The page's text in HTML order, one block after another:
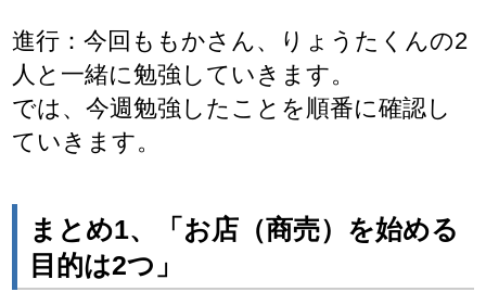
進行：今回ももかさん、りょうたくんの2
人と一緒に勉強していきます。
では、今週勉強したことを順番に確認し
ていきます。
まとめ1、「お店（商売）を始める
目的は2つ」